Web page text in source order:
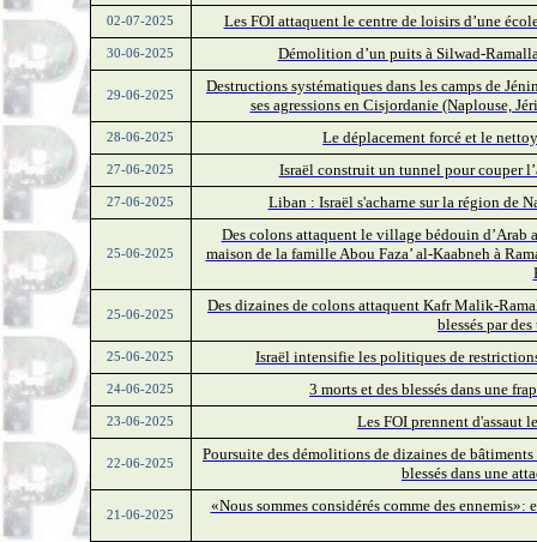
02-07-2025 Les FOI attaquent le centre de loisirs d’une
30-06-2025 Démolition d’un puits à Silwad-
29-06-2025
Destructions systématiques dans les camps de
ses agressions en Cisjordanie (Naplouse,
28-06-2025 Le déplacement forcé et le
27-06-2025 Israël construit un tunnel pour couper
27-06-2025 Liban : Israël s'acharne sur la région de
25-06-2025
Des colons attaquent le village bédouin
maison de la famille Abou Faza’ al-Kaabneh à
25-06-2025
Des dizaines de colons attaquent Kafr Malik-
blessés par
25-06-2025 Israël intensifie les politiques de
24-06-2025 3 morts et des blessés dans une
23-06-2025 Les FOI prennent d'assaut
22-06-2025
Poursuite des démolitions de dizaines de
blessés dans une
21-06-2025
«Nous sommes considérés comme des